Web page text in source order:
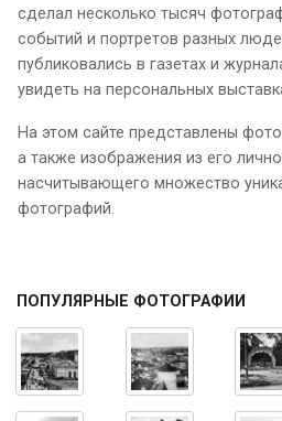
сделал несколько тысяч
событий и портретов разных
публиковались в газетах и
увидеть на персональных
На этом сайте представлены
а также изображения из его
насчитывающего множество
фотографий.
ПОПУЛЯРНЫЕ ФОТОГРАФИИ